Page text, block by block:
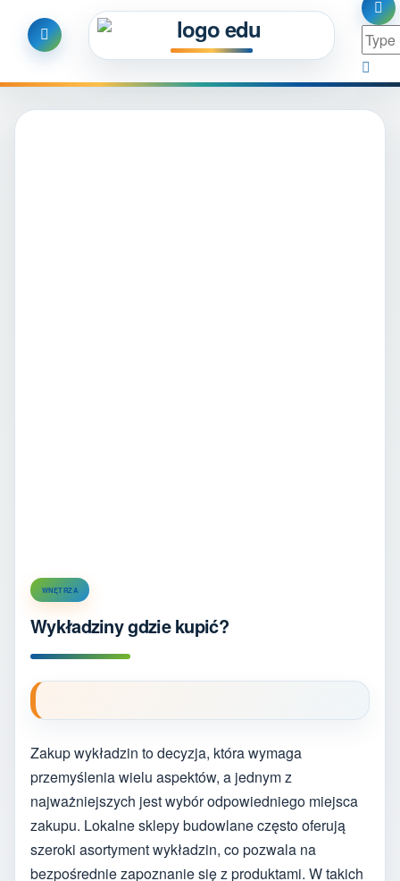
WNĘTRZA
Wykładziny gdzie kupić?
Zakup wykładzin to decyzja, która wymaga
przemyślenia wielu aspektów, a jednym z
najważniejszych jest wybór odpowiedniego miejsca
zakupu. Lokalne sklepy budowlane często oferują
szeroki asortyment wykładzin, co pozwala na
bezpośrednie zapoznanie się z produktami. W takich